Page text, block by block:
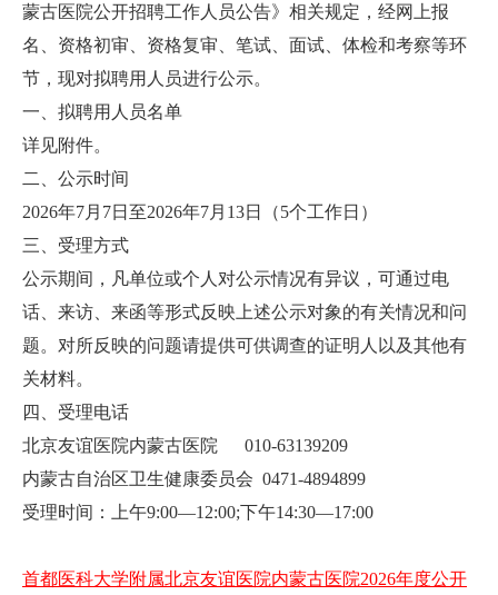
蒙古医院公开招聘工作人员公告》相关规定，经网上报
名、资格初审、资格复审、笔试、面试、体检和考察等环
节，现对拟聘用人员进行公示。
一、拟聘用人员名单
详见附件。
二、公示时间
2026年7月7日至2026年7月13日（5个工作日）
三、受理方式
公示期间，凡单位或个人对公示情况有异议，可通过电
话、来访、来函等形式反映上述公示对象的有关情况和问
题。对所反映的问题请提供可供调查的证明人以及其他有
关材料。
四、受理电话
北京友谊医院内蒙古医院 010-63139209
内蒙古自治区卫生健康委员会 0471-4894899
受理时间：上午9:00—12:00;下午14:30—17:00
首都医科大学附属北京友谊医院内蒙古医院2026年度公开